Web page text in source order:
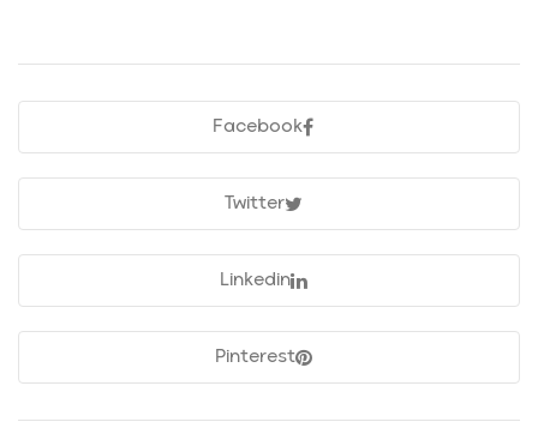
Facebook
Twitter
Linkedin
Pinterest